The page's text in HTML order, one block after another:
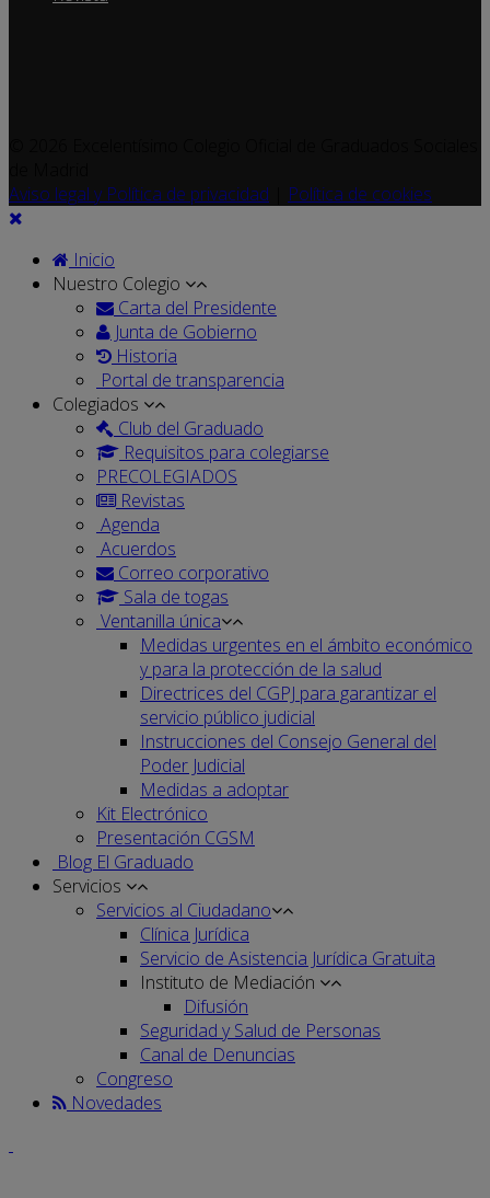
Aviso legal y Política de privacidad
Política de cookies
Inicio
Nuestro Colegio
Carta del Presidente
Junta de Gobierno
Historia
Portal de transparencia
Colegiados
Club del Graduado
Requisitos para colegiarse
PRECOLEGIADOS
Revistas
Agenda
Acuerdos
Correo corporativo
Sala de togas
Ventanilla única
Medidas urgentes en el ámbito económico
y para la protección de la salud
Directrices del CGPJ para garantizar el
servicio público judicial
Instrucciones del Consejo General del
Poder Judicial
Medidas a adoptar
Kit Electrónico
Presentación CGSM
Blog El Graduado
Servicios
Servicios al Ciudadano
Clínica Jurídica
Servicio de Asistencia Jurídica Gratuita
Instituto de Mediación
Difusión
Seguridad y Salud de Personas
Canal de Denuncias
Congreso
Novedades